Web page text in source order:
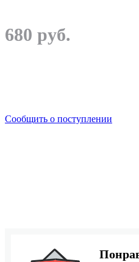
680 руб.
Сообщить о поступлении